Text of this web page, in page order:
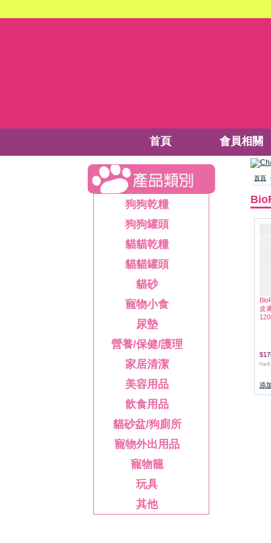
首頁 會員相關
狗狗乾糧
狗狗罐頭
貓貓乾糧
貓貓罐頭
貓砂
寵物小食
尿墊
營養/保健/護理
家居清潔
美容用品
飲食用品
貓砂盆/狗廁所
寵物外出用品
寵物籠
玩具
其他
首頁
皮
添